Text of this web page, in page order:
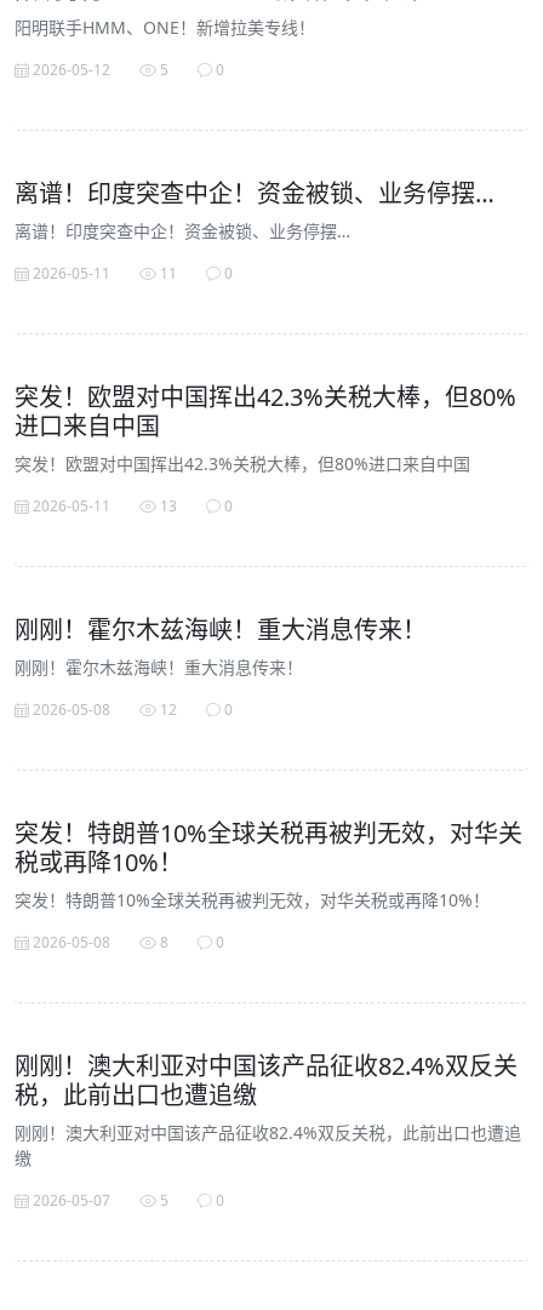
阳明联手HMM、ONE！新增拉美专线！
2026-05-12 5 0
离谱！印度突查中企！资金被锁、业务停摆…
离谱！印度突查中企！资金被锁、业务停摆…
2026-05-11 11 0
突发！欧盟对中国挥出42.3%关税大棒，但80%
进口来自中国
突发！欧盟对中国挥出42.3%关税大棒，但80%进口来自中国
2026-05-11 13 0
刚刚！霍尔木兹海峡！重大消息传来！
刚刚！霍尔木兹海峡！重大消息传来！
2026-05-08 12 0
突发！特朗普10%全球关税再被判无效，对华关
税或再降10%！
突发！特朗普10%全球关税再被判无效，对华关税或再降10%！
2026-05-08 8 0
刚刚！澳大利亚对中国该产品征收82.4%双反关
税，此前出口也遭追缴
刚刚！澳大利亚对中国该产品征收82.4%双反关税，此前出口也遭追
缴
2026-05-07 5 0